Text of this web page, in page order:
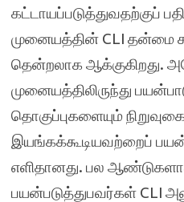
கட்டாயப்படுத்துவதற்குப்
முனையத்தின் CLI தன்மை
தென்றலாக ஆக்குகிறது.
முனையத்திலிருந்து
தொகுப்புகளையும்
இயங்கக்கூடியவற்றைப்
எளிதானது. பல
பயன்படுத்துபவர்கள் CLI